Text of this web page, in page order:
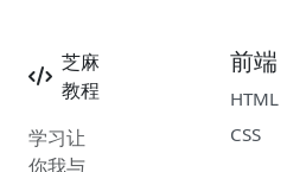
芝麻
教程
学习让
你我与
前端
HTML
CSS